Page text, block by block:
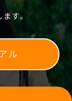
す。
ル